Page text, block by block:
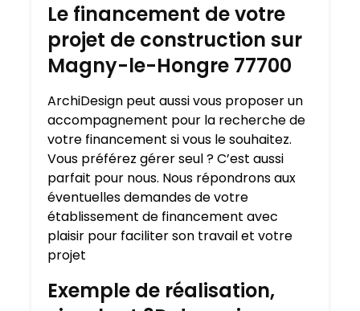
Le financement de votre
projet de construction sur
Magny-le-Hongre 77700
ArchiDesign peut aussi vous proposer un
accompagnement pour la recherche de
votre financement si vous le souhaitez.
Vous préférez gérer seul ? C’est aussi
parfait pour nous. Nous répondrons aux
éventuelles demandes de votre
établissement de financement avec
plaisir pour faciliter son travail et votre
projet
Exemple de réalisation,